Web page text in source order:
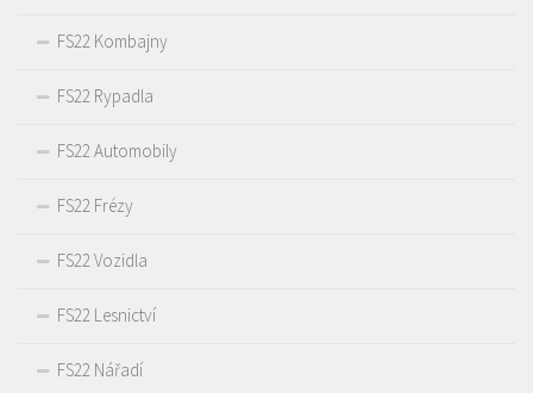
FS22 Kombajny
FS22 Rypadla
FS22 Automobily
FS22 Frézy
FS22 Vozidla
FS22 Lesnictví
FS22 Nářadí